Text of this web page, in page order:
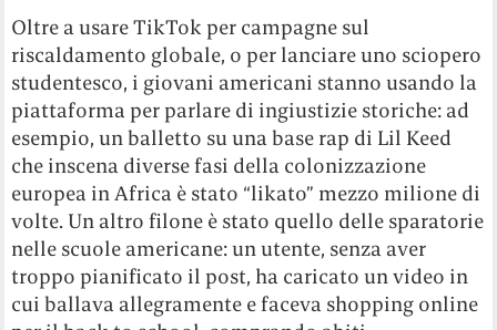
Oltre a usare TikTok per campagne sul
riscaldamento globale, o per lanciare uno sciopero
studentesco, i giovani americani stanno usando la
piattaforma per parlare di ingiustizie storiche: ad
esempio, un balletto su una base rap di Lil Keed
che inscena diverse fasi della colonizzazione
europea in Africa è stato “likato” mezzo milione di
volte. Un altro filone è stato quello delle sparatorie
nelle scuole americane: un utente, senza aver
troppo pianificato il post, ha caricato un video in
cui ballava allegramente e faceva shopping online